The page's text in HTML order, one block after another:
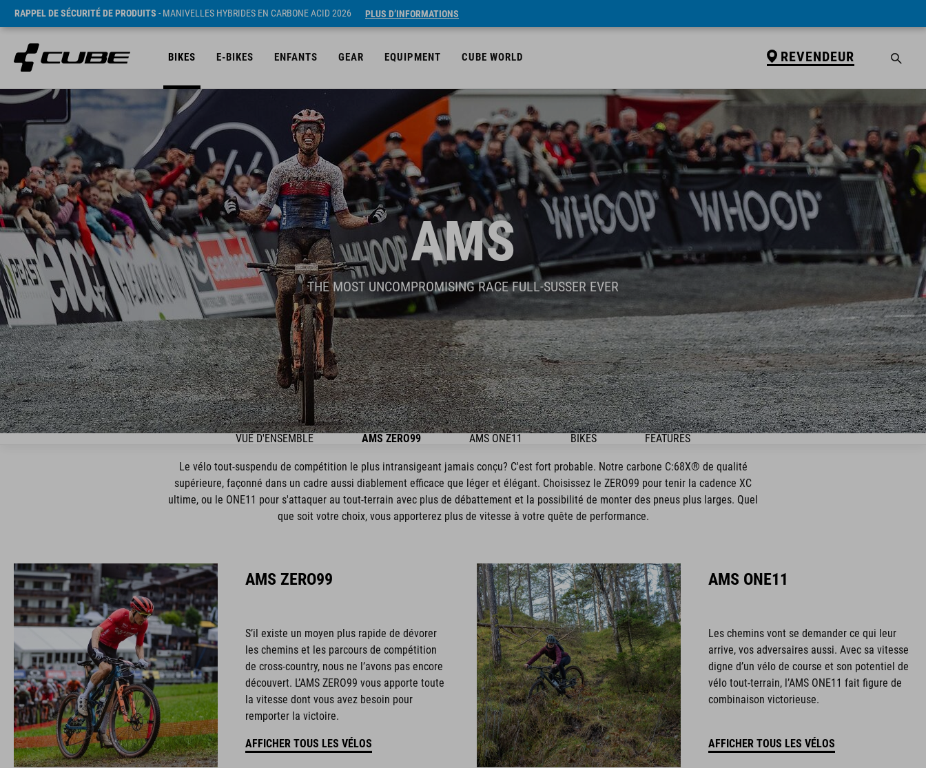
RAPPEL DE SÉCURITÉ DE PRODUITS - MANIVELLES HYBRIDES EN CARBONE ACID 2026 PLUS D’INFORMATIONS
BIKES E-BIKES ENFANTS GEAR EQUIPMENT CUBE WORLD REVENDEUR
AMS
THE MOST UNCOMPROMISING RACE FULL-SUSSER EVER
VUE D'ENSEMBLE AMS ZERO99 AMS ONE11 BIKES FEATURES
Le vélo tout-suspendu de compétition le plus intransigeant jamais conçu? C'est fort probable. Notre carbone C:68X® de qualité
supérieure, façonné dans un cadre aussi diablement efficace que léger et élégant. Choisissez le ZERO99 pour tenir la cadence XC
ultime, ou le ONE11 pour s'attaquer au tout-terrain avec plus de débattement et la possibilité de monter des pneus plus larges. Quel
que soit votre choix, vous apporterez plus de vitesse à votre quête de performance.
AMS ZERO99
S’il existe un moyen plus rapide de dévorer
les chemins et les parcours de compétition
de cross-country, nous ne l’avons pas encore
découvert. L’AMS ZERO99 vous apporte toute
la vitesse dont vous avez besoin pour
remporter la victoire.
AFFICHER TOUS LES VÉLOS
AMS ONE11
Les chemins vont se demander ce qui leur
arrive, vos adversaires aussi. Avec sa vitesse
digne d’un vélo de course et son potentiel de
vélo tout-terrain, l’AMS ONE11 fait figure de
combinaison victorieuse.
AFFICHER TOUS LES VÉLOS